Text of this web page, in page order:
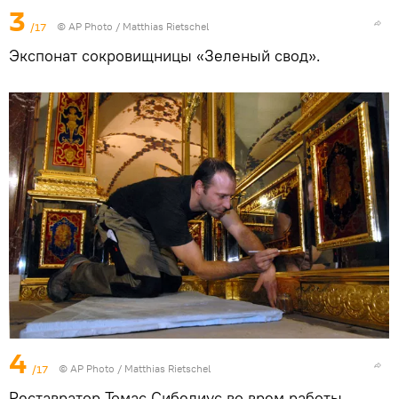
3 /17 © AP Photo / Matthias Rietschel
Экспонат сокровищницы «Зеленый свод».
4 /17 © AP Photo / Matthias Rietschel